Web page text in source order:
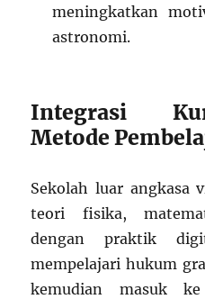
meningkatkan
astronomi.
Integrasi
Metode
Sekolah luar angkasa
teori fisika,
dengan praktik
mempelajari hukum
kemudian masuk